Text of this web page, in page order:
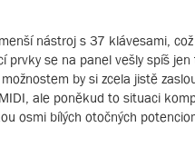
nástroj s 37 klávesami,
prvky se na panel vešly spíš
by si zcela jistě
ale poněkud to situaci
osmi bílých otočných